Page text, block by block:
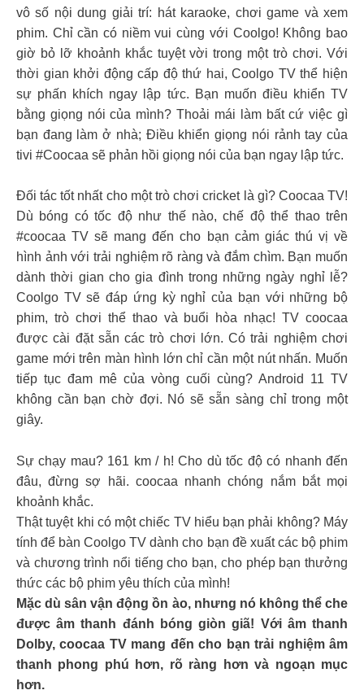
vô số nội dung giải trí: hát karaoke, chơi game và xem
phim. Chỉ cần có niềm vui cùng với Coolgo! Không bao
giờ bỏ lỡ khoảnh khắc tuyệt vời trong một trò chơi. Với
thời gian khởi động cấp độ thứ hai, Coolgo TV thể hiện
sự phấn khích ngay lập tức. Bạn muốn điều khiển TV
bằng giọng nói của mình? Thoải mái làm bất cứ việc gì
bạn đang làm ở nhà; Điều khiển giọng nói rảnh tay của
tivi #Coocaa sẽ phản hồi giọng nói của bạn ngay lập tức.
Đối tác tốt nhất cho một trò chơi cricket là gì? Coocaa TV!
Dù bóng có tốc độ như thế nào, chế độ thể thao trên
#coocaa TV sẽ mang đến cho bạn cảm giác thú vị về
hình ảnh với trải nghiệm rõ ràng và đắm chìm. Bạn muốn
dành thời gian cho gia đình trong những ngày nghỉ lễ?
Coolgo TV sẽ đáp ứng kỳ nghỉ của bạn với những bộ
phim, trò chơi thể thao và buổi hòa nhạc! TV coocaa
được cài đặt sẵn các trò chơi lớn. Có trải nghiệm chơi
game mới trên màn hình lớn chỉ cần một nút nhấn. Muốn
tiếp tục đam mê của vòng cuối cùng? Android 11 TV
không cần bạn chờ đợi. Nó sẽ sẵn sàng chỉ trong một
giây.
Sự chạy mau? 161 km / h! Cho dù tốc độ có nhanh đến
đâu, đừng sợ hãi. coocaa nhanh chóng nắm bắt mọi
khoảnh khắc.
Thật tuyệt khi có một chiếc TV hiểu bạn phải không? Máy
tính để bàn Coolgo TV dành cho bạn đề xuất các bộ phim
và chương trình nổi tiếng cho bạn, cho phép bạn thưởng
thức các bộ phim yêu thích của mình!
Mặc dù sân vận động ồn ào, nhưng nó không thể che
được âm thanh đánh bóng giòn giã! Với âm thanh
Dolby, coocaa TV mang đến cho bạn trải nghiệm âm
thanh phong phú hơn, rõ ràng hơn và ngoạn mục
hơn.